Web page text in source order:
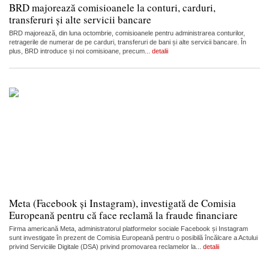
BRD majorează comisioanele la conturi, carduri,
transferuri și alte servicii bancare
BRD majorează, din luna octombrie, comisioanele pentru administrarea conturilor,
retragerile de numerar de pe carduri, transferuri de bani și alte servicii bancare. În
plus, BRD introduce și noi comisioane, precum... detalii
Meta (Facebook și Instagram), investigată de Comisia
Europeană pentru că face reclamă la fraude financiare
Firma americană Meta, administratorul platformelor sociale Facebook și Instagram
sunt investigate în prezent de Comisia Europeană pentru o posibilă încălcare a Actului
privind Serviciile Digitale (DSA) privind promovarea reclamelor la... detalii